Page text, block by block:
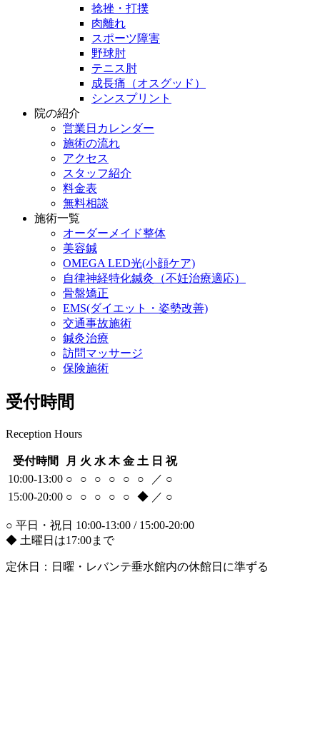
捻挫・打撲
肉離れ
スポーツ障害
野球肘
テニス肘
成長痛（オスグッド）
シンスプリント
院の紹介
営業日カレンダー
施術の流れ
アクセス
スタッフ紹介
料金表
無料相談
施術一覧
オーダーメイド整体
美容鍼
OMEGA LED光(小顔ケア)
自律神経特化鍼灸（不妊治療適応）
骨盤矯正
EMS(ダイエット・姿勢改善)
交通事故施術
鍼灸治療
訪問マッサージ
保険施術
受付時間
Reception Hours
受付時間 月 火 水 木 金 土 日 祝
10:00-13:00 ○ ○ ○ ○ ○ ○ ／ ○
15:00-20:00 ○ ○ ○ ○ ○ ◆ ／ ○
○ 平日・祝日 10:00-13:00 / 15:00-20:00
◆ 土曜日は17:00まで
定休日：日曜・レバンテ垂水館内の休館日に準ずる